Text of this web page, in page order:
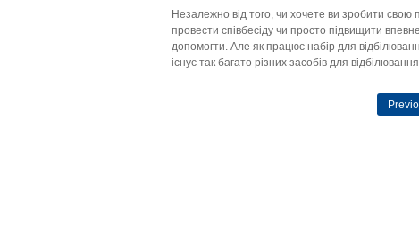
Незалежно від того, чи хочете ви зробити
провести співбесіду чи просто підвищити
допомогти. Але як працює набір для
існує так багато різних засобів для